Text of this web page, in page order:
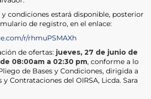
y condiciones estará disponible, posterior
de registro, en el enlace:
r/rhmuPSMAXh
de ofertas: jueves, 27 de junio de
08:00am a 02:30 pm, conforme a lo
de Bases y Condiciones, dirigida a
y Contrataciones del OIRSA, Licda. Sara